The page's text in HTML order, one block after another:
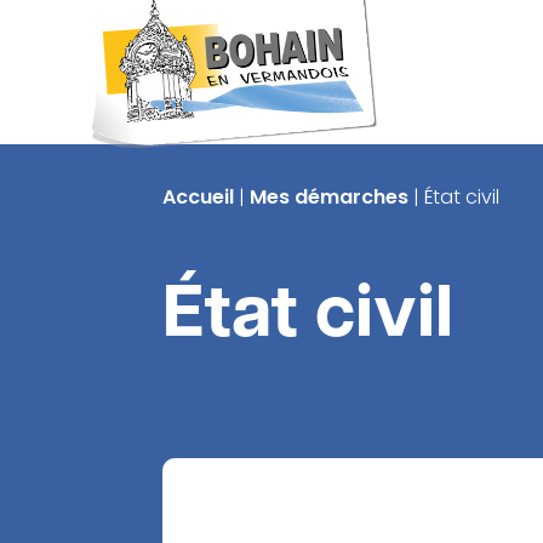
Accueil | Mes démarches |État civil
État civil